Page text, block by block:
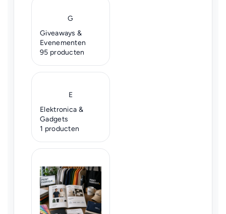
G
Giveaways &
Evenementen
95 producten
E
Elektronica &
Gadgets
1 producten